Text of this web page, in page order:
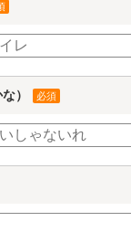
） 必須